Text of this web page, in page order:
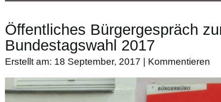
Öffentliches Bürgergespräch
Bundestagswahl 2017
Erstellt am: 18 September, 2017 | Kommentieren